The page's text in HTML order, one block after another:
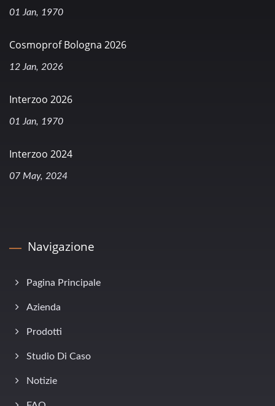
01 Jan, 1970
Cosmoprof Bologna 2026
12 Jan, 2026
Interzoo 2026
01 Jan, 1970
Interzoo 2024
07 May, 2024
Navigazione
Pagina Principale
Azienda
Prodotti
Studio Di Caso
Notizie